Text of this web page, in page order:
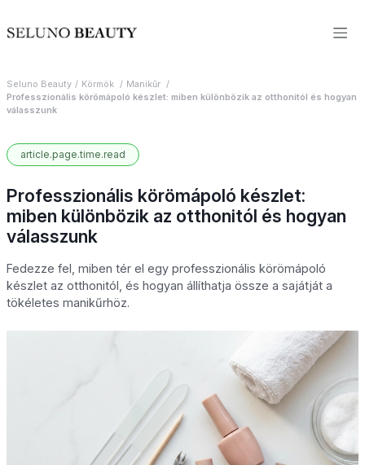
Seluno Beauty Körmök
Manikűr
Professzionális körömápoló készlet: miben különbözik az otthonitól és hogyan
válasszunk
article.page.time.read
Professzionális körömápoló készlet:
miben különbözik az otthonitól és hogyan
válasszunk
Fedezze fel, miben tér el egy professzionális körömápoló
készlet az otthonitól, és hogyan állíthatja össze a sajátját a
tökéletes manikűrhöz.